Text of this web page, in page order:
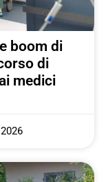
boom di
di
medici